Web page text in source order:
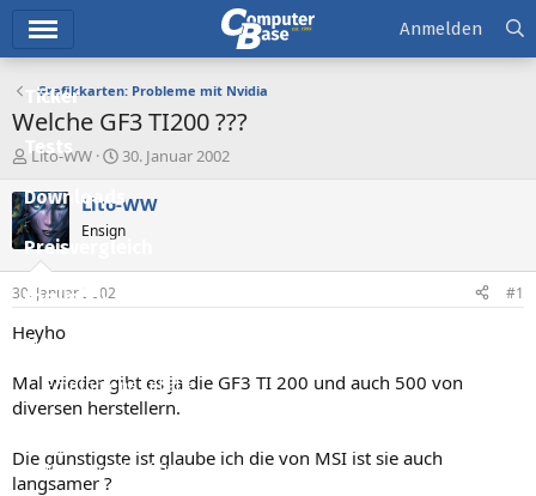
Ticker
Tests
Downloads
Preisvergleich
Forum
Aktuelles
Empfohlene Inhalte
Neueste Aktivitäten
Anmelden
Grafikkarten: Probleme mit Nvidia
Welche GF3 TI200 ???
E
s
t
e
e
r
Lito-WW
E
s
e
t
30. Januar 2002
Lito-WW
Ensign
30. Januar 2002 #1
Heyho
Mal wieder gibt es ja die GF3 TI 200 und auch 500 von
diversen herstellern.
Die günstigste ist glaube ich die von MSI ist sie auch
langsamer ?